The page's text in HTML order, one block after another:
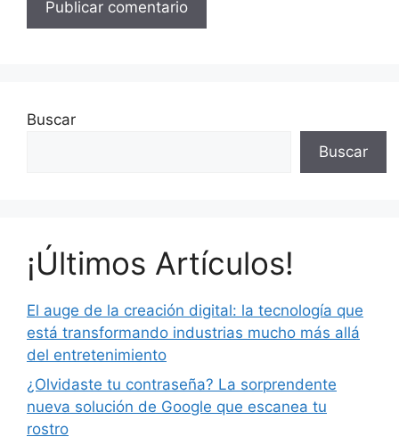
Buscar
Buscar
¡Últimos Artículos!
El auge de la creación digital: la tecnología que
está transformando industrias mucho más allá
del entretenimiento
¿Olvidaste tu contraseña? La sorprendente
nueva solución de Google que escanea tu
rostro